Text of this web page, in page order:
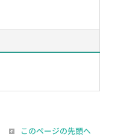
このページの先頭へ